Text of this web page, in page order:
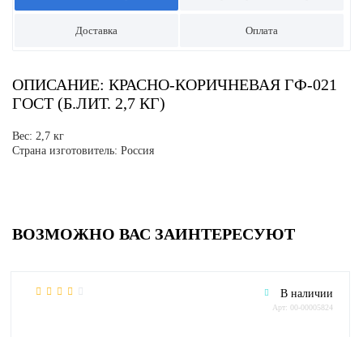
Доставка Оплата
ОПИСАНИЕ: КРАСНО-КОРИЧНЕВАЯ ГФ-021
ГОСТ (Б.ЛИТ. 2,7 КГ)
Вес: 2,7 кг
Страна изготовитель: Россия
ВОЗМОЖНО ВАС ЗАИНТЕРЕСУЮТ
В наличии
Арт: 00-00005824